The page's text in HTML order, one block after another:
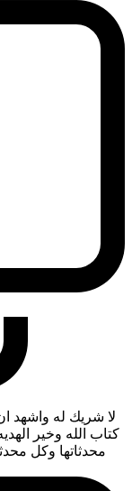
لا شريك له واشهد
كتاب الله وخير
محدثاتها وكل